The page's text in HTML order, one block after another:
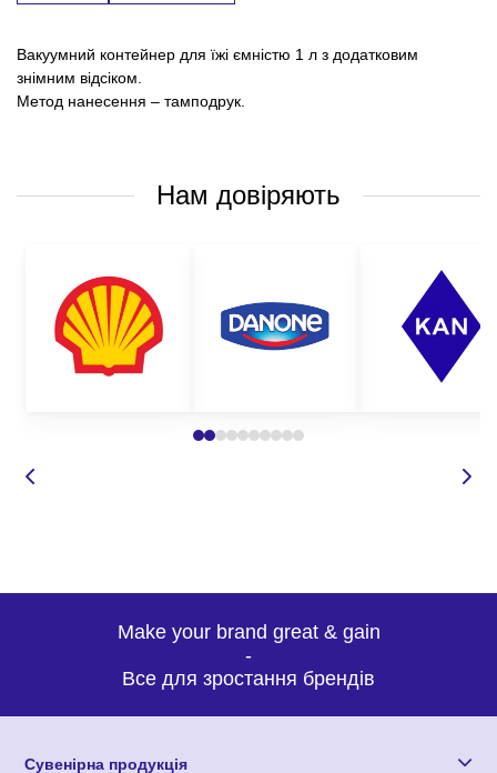
Вакуумний контейнер для їжі ємністю 1 л з додатковим
знімним відсіком.
Метод нанесення – тамподрук.
Нам довіряють
Make your brand great & gain
-
Все для зростання брендів
Сувенірна продукція